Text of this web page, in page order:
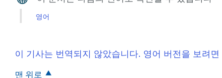
영어
이 기사는 번역되지 않았습니다. 영어 버전을 보려
맨 위로